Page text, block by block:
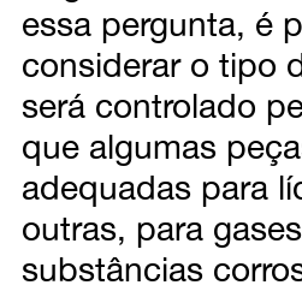
essa pergunta, é
considerar o tipo
será controlado
que algumas
adequadas para
outras, para
substâncias